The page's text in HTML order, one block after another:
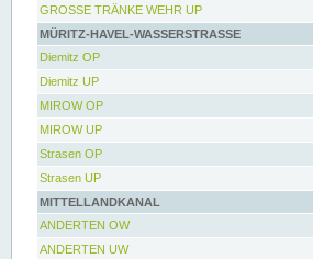
GROSSE TRÄNKE WEHR UP
MÜRITZ-HAVEL-WASSERSTRASSE
Diemitz OP
Diemitz UP
MIROW OP
MIROW UP
Strasen OP
Strasen UP
MITTELLANDKANAL
ANDERTEN OW
ANDERTEN UW